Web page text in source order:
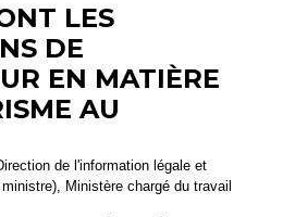
LES
DE
EN MATIÈRE
AU
de l'information légale et
Ministère chargé du travail